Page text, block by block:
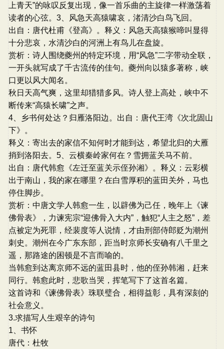
上青天”的咏叹反复出现，像一首乐曲的主旋律一样激荡着
读者的心弦。3、风急天高猿啸哀，渚清沙白鸟飞回。
出自：唐代杜甫《登高》。释义：风急天高猿猴啼叫显得
十分悲哀，水清沙白的河洲上有鸟儿在盘旋。
赏析：诗人围绕夔州的特定环境，用“风急”二字带动全联，
一开头就写成了千古流传的佳句。夔州向以猿多著称，峡
口更以风大闻名。
秋日天高气爽，这里却猎猎多风。诗人登上高处，峡中不
断传来“高猿长啸”之声。
4、乡书何处达？归雁洛阳边。出自：唐代王湾《次北固山
下》。
释义：寄出去的家信不知何时才能到达，希望北归的大雁
捎到洛阳去。5、云横秦岭家何在？雪拥蓝关马不前。
出自：唐代韩愈《左迁至蓝关示侄孙湘》。释义：云彩横
出于南山，我的家在哪里？在白雪厚积的蓝田关外，马也
停住脚步。
赏析：中唐文学人韩愈一生，以辟佛为己任，晚年上《谏
佛骨表》，力谏宪宗“迎佛骨入大内”，触犯“人主之怒”，差
点被定为死罪，经裴度等人说情，才由刑部侍郎贬为潮州
刺史。潮州在今广东东部，距当时京师长安确有八千里之
遥，那路途的困顿是不言而喻的。
当韩愈到达离京师不远的蓝田县时，他的侄孙韩湘，赶来
同行。韩愈此时，悲歌当哭，挥笔写下了这首名篇。
这首诗和《谏佛骨表》珠联璧合，相得益彰，具有深刻的
社会意义。
3.求描写人生艰辛的诗句
1、书怀
唐代：杜牧